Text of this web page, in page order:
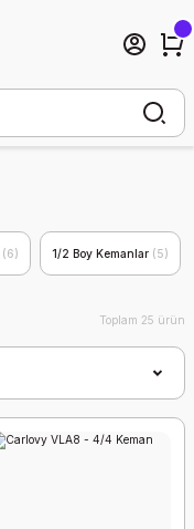
(6) 1/2 Boy Kemanlar (5)
Toplam 25 ürün